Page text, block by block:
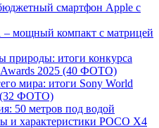
смартфон Apple с
– мощный компакт с матрицей
природы: итоги конкурса
Awards 2025 (40 ФОТО)
мира: итоги Sony World
(32 ФОТО)
50 метров под водой
и характеристики POCO X4